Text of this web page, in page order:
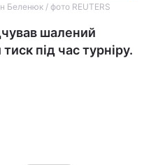
Беленюк / фото REUTERS
шалений
під час турніру.